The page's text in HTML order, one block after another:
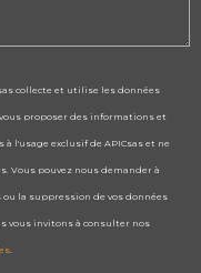
collecte et utilise les données
proposer des informations et
l'usage exclusif de APICsas et ne
Vous pouvez nous demander à
ou la suppression de vos données
vous invitons à consulter nos
.